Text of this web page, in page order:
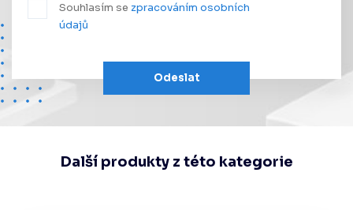
Souhlasím se zpracováním osobních
údajů
Odeslat
Další produkty z této kategorie